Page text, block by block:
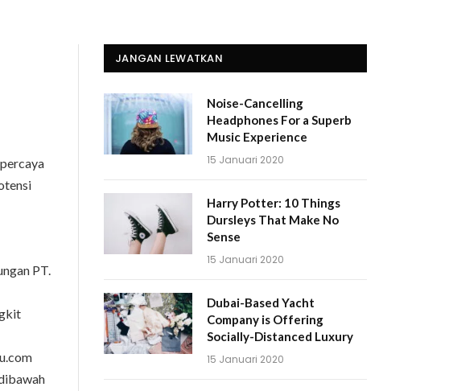
PT.
JANGAN LEWATKAN
Noise-Cancelling
Headphones For a Superb
Music Experience
15 Januari 2020
Harry Potter: 10 Things
Dursleys That Make No
Sense
15 Januari 2020
Dubai-Based Yacht
Company is Offering
Socially-Distanced Luxury
15 Januari 2020